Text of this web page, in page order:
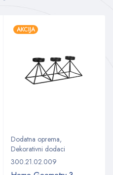
AKCIJA
Dodatna oprema,
Dekorativni dodaci
300.21.02.009